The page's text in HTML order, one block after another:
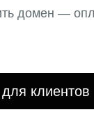
домен —
клиентов